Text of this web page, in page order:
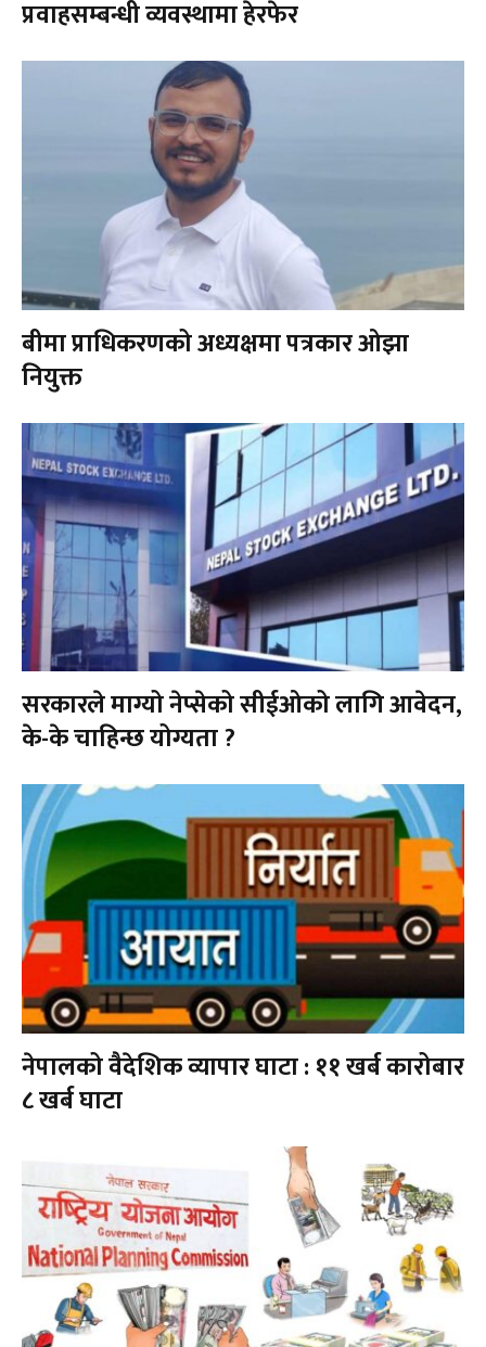
प्रवाहसम्बन्धी व्यवस्थामा हेरफेर
बीमा प्राधिकरणको अध्यक्षमा पत्रकार ओझा
नियुक्त
सरकारले माग्यो नेप्सेको सीईओको लागि आवेदन,
के-के चाहिन्छ योग्यता ?
नेपालको वैदेशिक व्यापार घाटा : ११ खर्ब कारोबार
८ खर्ब घाटा